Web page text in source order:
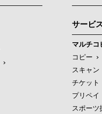
サービ
マルチコ
コピー
スキャン
チケット
プリペイ
スポーツ